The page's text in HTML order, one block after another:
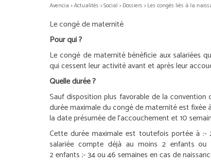
Avencia >Actualités >Social > Dossiers > Les congés liés à la
Le congé de maternité
Pour qui ?
Le congé de maternité bénéficie aux salariées
qui cessent leur activité avant et après leur
Quelle durée ?
Sauf disposition plus favorable de la convention
durée maximale du congé de maternité est fixée
la date présumée de l’accouchement et 10
Cette durée maximale est toutefois portée à :-
salariée compte déjà au moins 2 enfants ou
2 enfants ;- 34 ou 46 semaines en cas de